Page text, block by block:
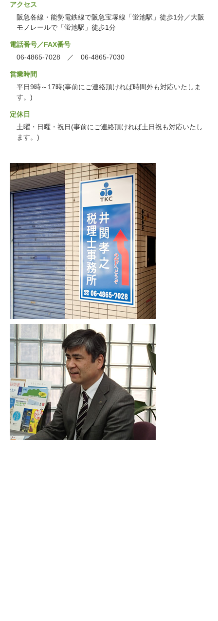
アクセス
阪急各線・能勢電鉄線で阪急宝塚線「蛍池駅」徒歩1分／大阪
モノレールで「蛍池駅」徒歩1分
電話番号／FAX番号
06-4865-7028 ／ 06-4865-7030
営業時間
平日9時～17時(事前にご連絡頂ければ時間外も対応いたしま
す。)
定休日
土曜・日曜・祝日(事前にご連絡頂ければ土日祝も対応いたし
ます。)